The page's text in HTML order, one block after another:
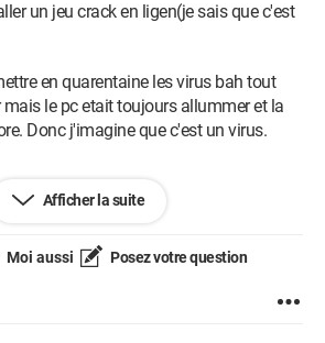
un jeu crack en ligen(je sais que c'est
en quarentaine les virus bah tout
le pc etait toujours allummer et la
Donc j'imagine que c'est un virus.
Afficher la suite
Moi aussi Posez votre question